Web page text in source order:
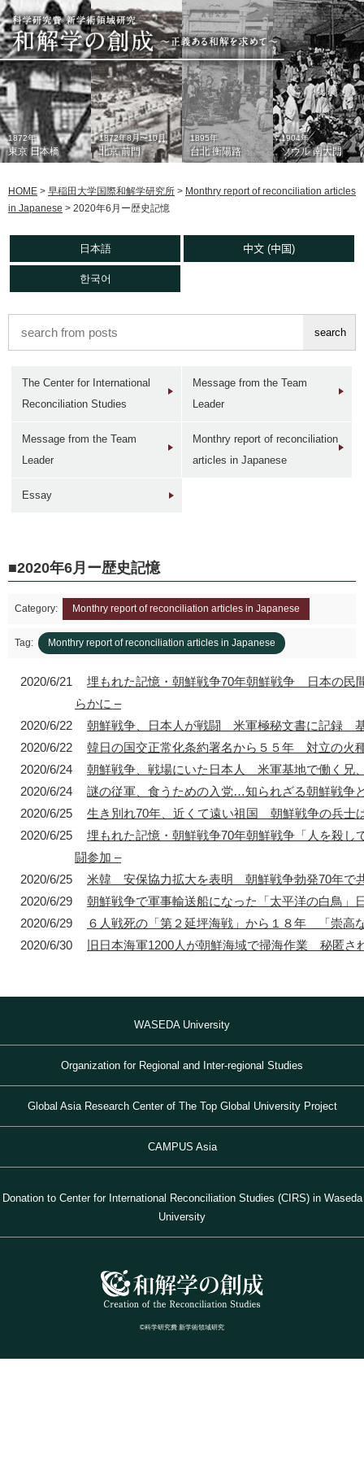
1872年
東京 日本橋
東京 日本橋
1946年
東京 日本橋
1872年
1872年8月〜10月
北京 前門
北京 前門
北京 前門
1872年8月〜10月
1895年
台北 衡陽路
台北 衡陽路
1960年代
台北 衡陽路
1895年
1904年
ソウル 南大門
ソウル 南大門
1950年
ソウル 南大門
1904年
HOME > 早稲田大学国際和解学研究所 > Monthry report of reconciliation articles
in Japanese > 2020年6月ー歴史記憶
日本語 中文 (中国)
한국어
The Center for International
Reconciliation Studies
Message from the Team
Leader
Message from the Team
Leader
Monthry report of reconciliation
articles in Japanese
Essay
2020年6月ー歴史記憶
Category: Monthry report of reconciliation articles in Japanese
Tag: Monthry report of reconciliation articles in Japanese
2020/6/21
埋もれた記憶・朝鮮戦争70年朝鮮戦争 日本の
らかに –
2020/6/22
朝鮮戦争、日本人が戦闘 米軍極秘文書に記録
2020/6/22
韓日の国交正常化条約署名から５５年 対立の火
2020/6/24
朝鮮戦争、戦場にいた日本人 米軍基地で働く兄
2020/6/24
謎の従軍、食うための入党…知られざる朝鮮戦争
2020/6/25
生き別れ70年、近くて遠い祖国 朝鮮戦争の兵士
2020/6/25
埋もれた記憶・朝鮮戦争70年朝鮮戦争「人を殺
闘参加 –
2020/6/25
米韓 安保協力拡大を表明 朝鮮戦争勃発70年で
2020/6/29
朝鮮戦争で軍事輸送船になった「太平洋の白鳥」
2020/6/29
６人戦死の「第２延坪海戦」から１８年 「崇高
2020/6/30
旧日本海軍1200人が朝鮮海域で掃海作業 秘匿さ
WASEDA University
Organization for Regional and Inter-regional Studies
Global Asia Research Center of The Top Global University Project
CAMPUS Asia
Donation to Center for International Reconciliation Studies (CIRS) in Waseda
University
©科学研究費 新学術領域研究